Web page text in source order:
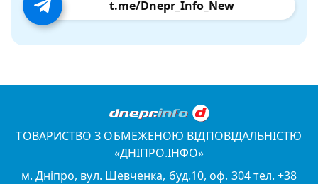
t.me/Dnepr_Info_New
ТОВАРИСТВО З ОБМЕЖЕНОЮ ВІДПОВІДАЛЬНІСТЮ
«ДНІПРО.ІНФО»
м. Дніпро, вул. Шевченка, буд.10, оф. 304 тел. +38